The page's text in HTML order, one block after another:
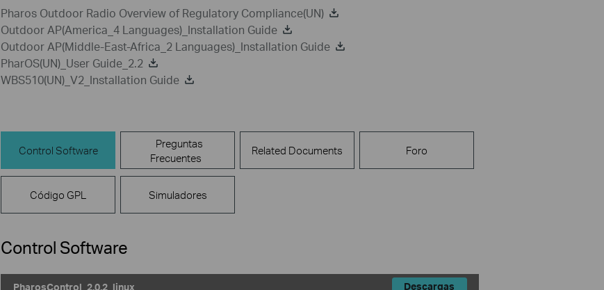
Pharos Outdoor Radio Overview of Regulatory Compliance(UN)
Outdoor AP(America_4 Languages)_Installation Guide
Outdoor AP(Middle-East-Africa_2 Languages)_Installation Guide
PharOS(UN)_User Guide_2.2
WBS510(UN)_V2_Installation Guide
Control Software
Preguntas
Frecuentes
Related Documents Foro
Código GPL Simuladores
Control Software
PharosControl_2.0.2_linux Descargas